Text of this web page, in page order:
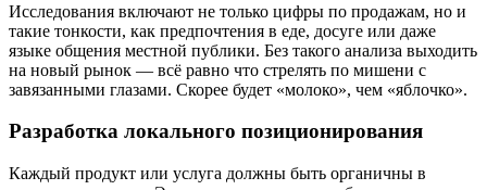
Исследования включают не только цифры по продажам, но и
такие тонкости, как предпочтения в еде, досуге или даже
языке общения местной публики. Без такого анализа выходить
на новый рынок — всё равно что стрелять по мишени с
завязанными глазами. Скорее будет «молоко», чем «яблочко».
Разработка локального позиционирования
Каждый продукт или услуга должны быть органичны в